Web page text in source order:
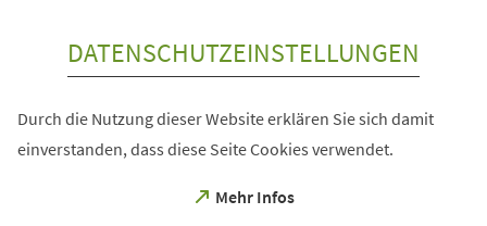
DATENSCHUTZEINSTELLUNGEN
Durch die Nutzung dieser Website erklären Sie sich damit
einverstanden, dass diese Seite Cookies verwendet.
Mehr Infos
(Öffnet